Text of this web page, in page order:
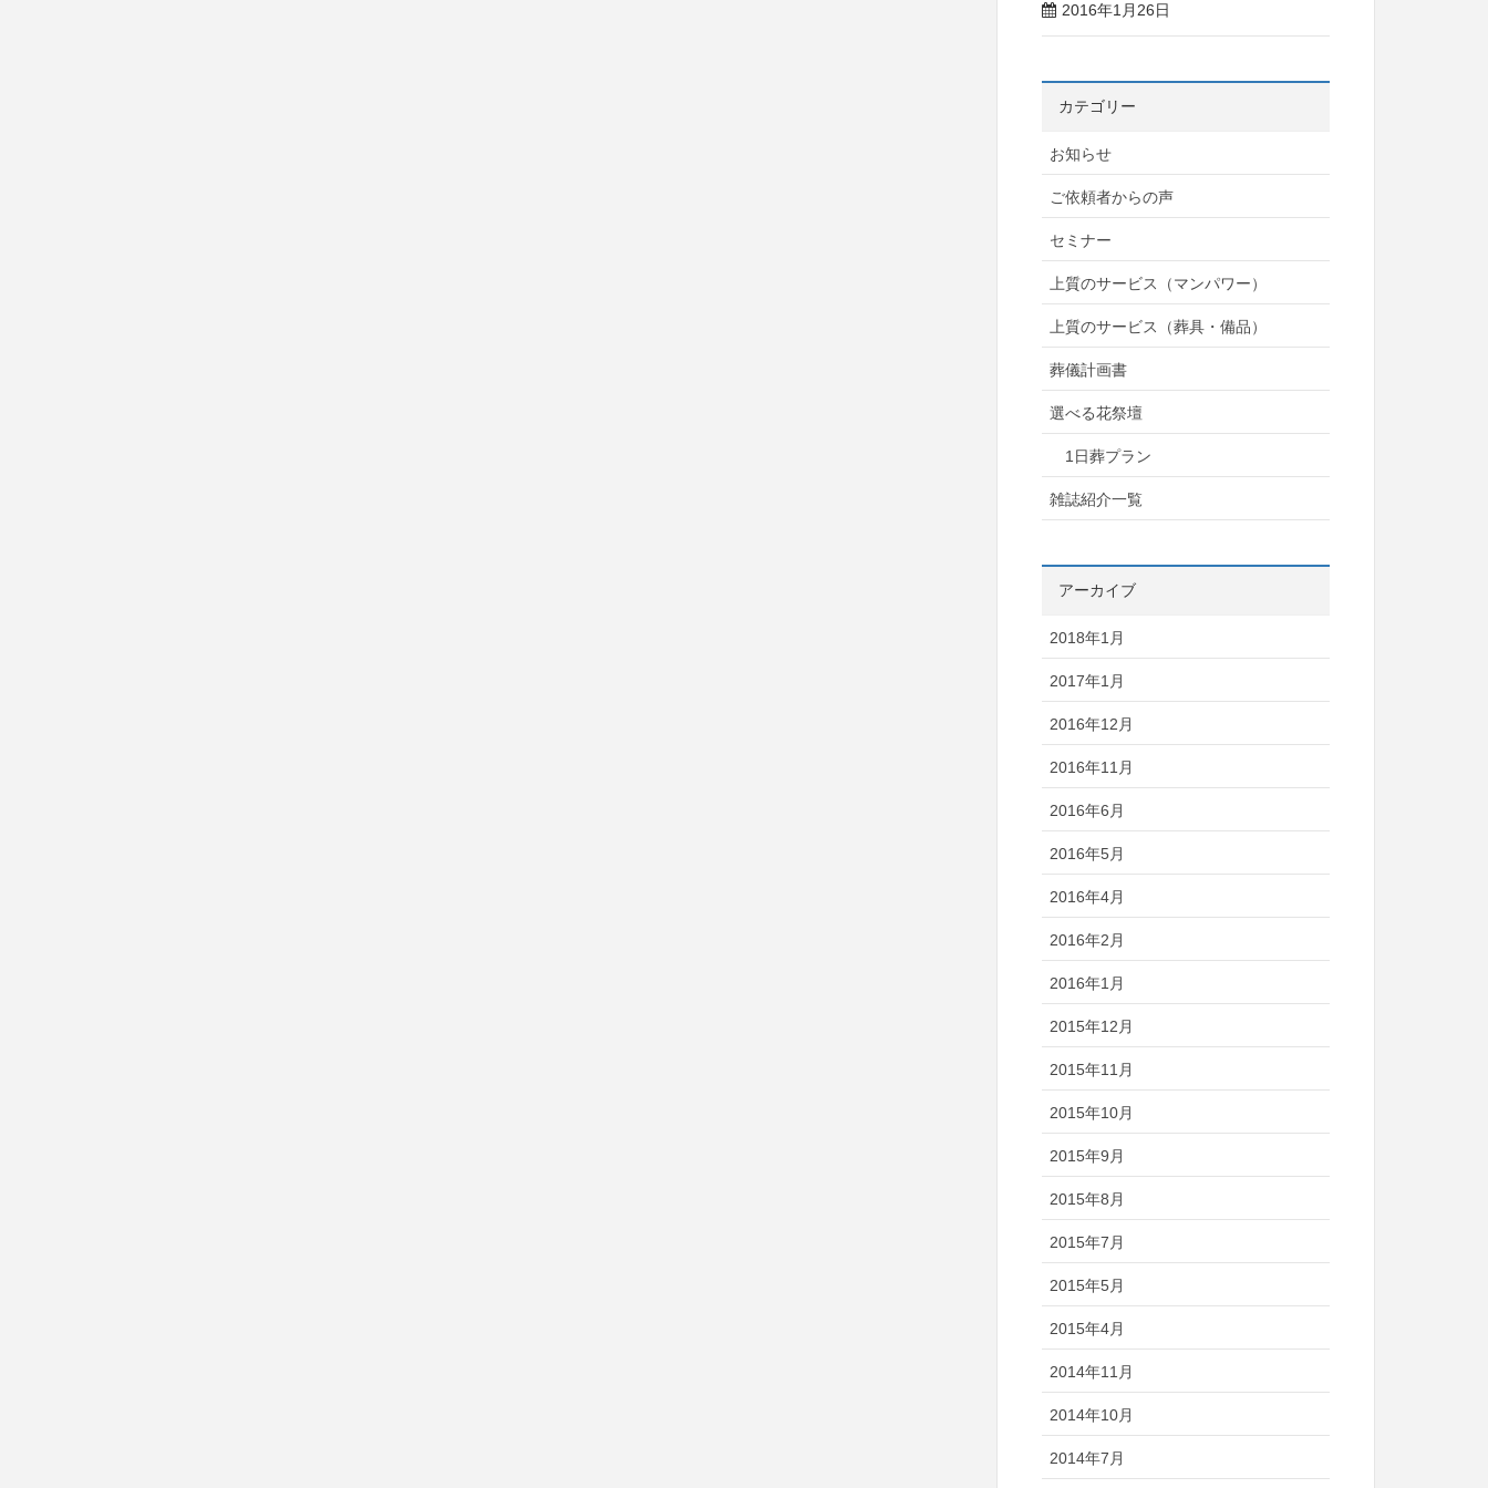
2016年1月26日
カテゴリー
お知らせ
ご依頼者からの声
セミナー
上質のサービス（マンパワー）
上質のサービス（葬具・備品）
葬儀計画書
選べる花祭壇
1日葬プラン
雑誌紹介一覧
アーカイブ
2018年1月
2017年1月
2016年12月
2016年11月
2016年6月
2016年5月
2016年4月
2016年2月
2016年1月
2015年12月
2015年11月
2015年10月
2015年9月
2015年8月
2015年7月
2015年5月
2015年4月
2014年11月
2014年10月
2014年7月